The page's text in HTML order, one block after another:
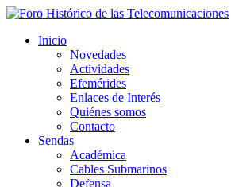
Inicio
Novedades
Actividades
Efemérides
Enlaces de Interés
Quiénes somos
Contacto
Sendas
Académica
Cables Submarinos
Defensa